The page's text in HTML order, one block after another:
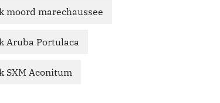
moord marechaussee
Aruba Portulaca
SXM Aconitum